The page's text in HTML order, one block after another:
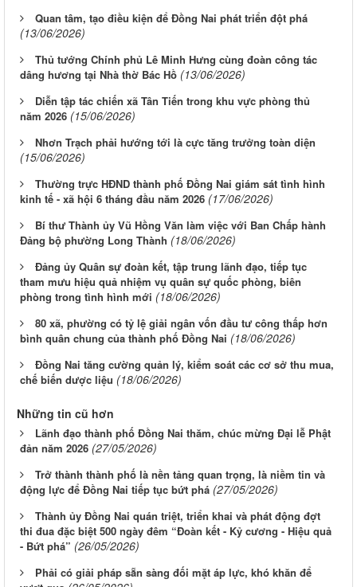
Quan tâm, tạo điều kiện để Đồng Nai phát triển đột phá
(13/06/2026)
Thủ tướng Chính phủ Lê Minh Hưng cùng đoàn công tác
dâng hương tại Nhà thờ Bác Hồ (13/06/2026)
Diễn tập tác chiến xã Tân Tiến trong khu vực phòng thủ
năm 2026 (15/06/2026)
Nhơn Trạch phải hướng tới là cực tăng trưởng toàn diện
(15/06/2026)
Thường trực HĐND thành phố Đồng Nai giám sát tình hình
kinh tế - xã hội 6 tháng đầu năm 2026 (17/06/2026)
Bí thư Thành ủy Vũ Hồng Văn làm việc với Ban Chấp hành
Đảng bộ phường Long Thành (18/06/2026)
Đảng ủy Quân sự đoàn kết, tập trung lãnh đạo, tiếp tục
tham mưu hiệu quả nhiệm vụ quân sự quốc phòng, biên
phòng trong tình hình mới (18/06/2026)
80 xã, phường có tỷ lệ giải ngân vốn đầu tư công thấp hơn
bình quân chung của thành phố Đồng Nai (18/06/2026)
Đồng Nai tăng cường quản lý, kiểm soát các cơ sở thu mua,
chế biến dược liệu (18/06/2026)
Những tin cũ hơn
Lãnh đạo thành phố Đồng Nai thăm, chúc mừng Đại lễ Phật
đản năm 2026 (27/05/2026)
Trở thành thành phố là nền tảng quan trọng, là niềm tin và
động lực để Đồng Nai tiếp tục bứt phá (27/05/2026)
Thành ủy Đồng Nai quán triệt, triển khai và phát động đợt
thi đua đặc biệt 500 ngày đêm “Đoàn kết - Kỷ cương - Hiệu quả
- Bứt phá” (26/05/2026)
Phải có giải pháp sẵn sàng đối mặt áp lực, khó khăn để